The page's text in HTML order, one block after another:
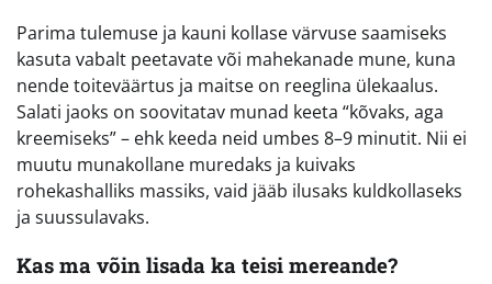
Parima tulemuse ja kauni kollase värvuse saamiseks
kasuta vabalt peetavate või mahekanade mune, kuna
nende toiteväärtus ja maitse on reeglina ülekaalus.
Salati jaoks on soovitatav munad keeta “kõvaks, aga
kreemiseks” – ehk keeda neid umbes 8–9 minutit. Nii ei
muutu munakollane muredaks ja kuivaks
rohekashalliks massiks, vaid jääb ilusaks kuldkollaseks
ja suussulavaks.
Kas ma võin lisada ka teisi mereande?